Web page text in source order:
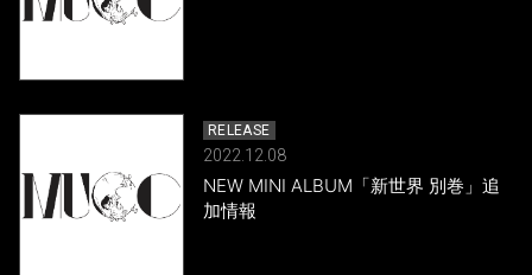
RELEASE
2022.12.08
NEW MINI ALBUM「新世界 別巻」追
加情報